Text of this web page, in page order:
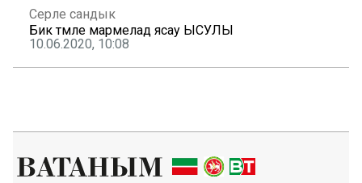
Серле сандык
Бик тәмле мармелад ясау ЫСУЛЫ
10.06.2020, 10:08